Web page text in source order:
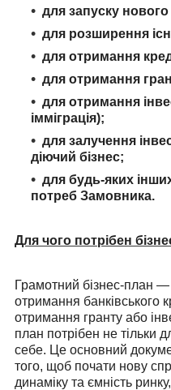
для запуску нового
для розширення
для отримання
для отримання
для отримання
імміграція);
для залучення
діючий бізнес;
для будь-яких
потреб Замовника.
Для чого потрібен
Грамотний бізнес-план ―
отримання банківського
отримання гранту або
план потрібен не тільки
себе. Це основний
того, щоб почати нову
динаміку та ємність